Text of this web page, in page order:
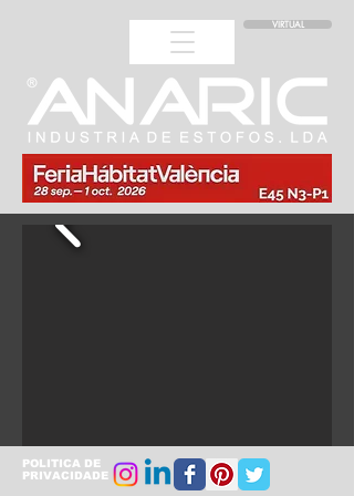
VIRTUAL
POLITICA DE
PRIVACIDADE